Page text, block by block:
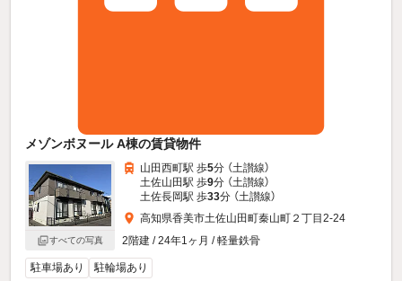
メゾンボヌール A棟の賃貸物件
すべての写真
山田西町駅 歩5分 （土讃線）
土佐山田駅 歩9分 （土讃線）
土佐長岡駅 歩33分 （土讃線）
高知県香美市土佐山田町秦山町２丁目2-24
2階建 / 24年1ヶ月 / 軽量鉄骨
駐車場あり 駐輪場あり